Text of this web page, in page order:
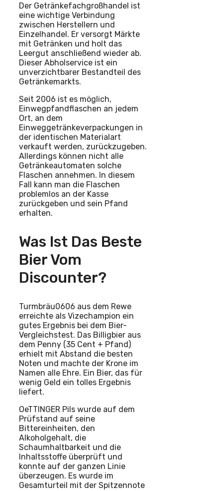
Der Getränkefachgroßhandel ist
eine wichtige Verbindung
zwischen Herstellern und
Einzelhandel. Er versorgt Märkte
mit Getränken und holt das
Leergut anschließend wieder ab.
Dieser Abholservice ist ein
unverzichtbarer Bestandteil des
Getränkemarkts.
Seit 2006 ist es möglich,
Einwegpfandflaschen an jedem
Ort, an dem
Einweggetränkeverpackungen in
der identischen Materialart
verkauft werden, zurückzugeben.
Allerdings können nicht alle
Getränkeautomaten solche
Flaschen annehmen. In diesem
Fall kann man die Flaschen
problemlos an der Kasse
zurückgeben und sein Pfand
erhalten.
Was Ist Das Beste
Bier Vom
Discounter?
Turmbräu0606 aus dem Rewe
erreichte als Vizechampion ein
gutes Ergebnis bei dem Bier-
Vergleichstest. Das Billigbier aus
dem Penny (35 Cent + Pfand)
erhielt mit Abstand die besten
Noten und machte der Krone im
Namen alle Ehre. Ein Bier, das für
wenig Geld ein tolles Ergebnis
liefert.
OeTTINGER Pils wurde auf dem
Prüfstand auf seine
Bittereinheiten, den
Alkoholgehalt, die
Schaumhaltbarkeit und die
Inhaltsstoffe überprüft und
konnte auf der ganzen Linie
überzeugen. Es wurde im
Gesamturteil mit der Spitzennote